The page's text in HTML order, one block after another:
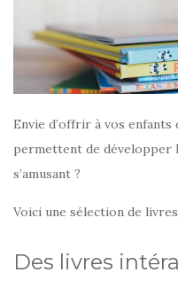
Envie d’offrir à vos
permettent de développer
s’amusant ?
Voici une sélection de
Des livres